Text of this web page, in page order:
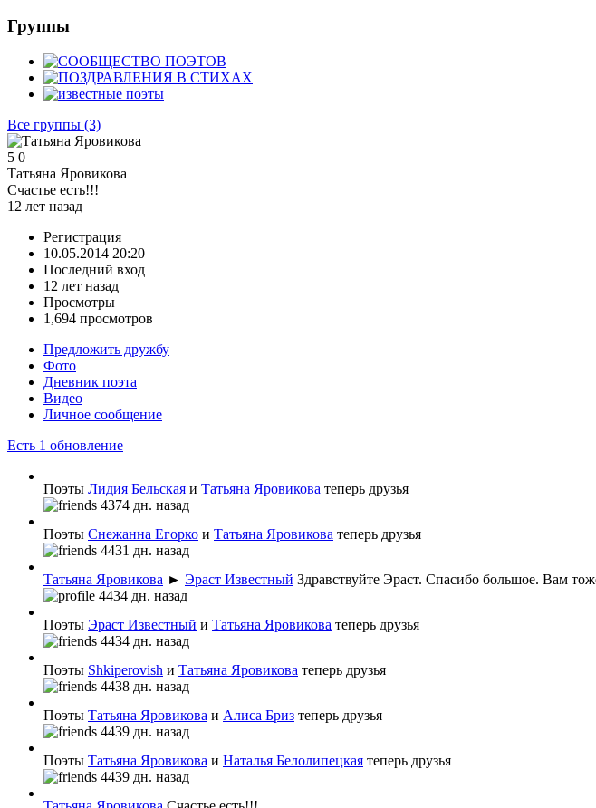
Группы
Все группы (3)
5 0
Татьяна Яровикова
Счастье есть!!!
12 лет назад
Регистрация
10.05.2014 20:20
Последний вход
12 лет назад
Просмотры
1,694 просмотров
Предложить дружбу
Фото
Дневник поэта
Видео
Личное сообщение
Есть 1 обновление
Поэты Лидия Бельская и Татьяна Яровикова теперь друзья
4374 дн. назад
Поэты Снежанна Егорко и Татьяна Яровикова теперь друзья
4431 дн. назад
Татьяна Яровикова ► Эраст Известный Здравствуйте Эраст. Спасибо большое. Вам
4434 дн. назад
Поэты Эраст Известный и Татьяна Яровикова теперь друзья
4434 дн. назад
Поэты Shkiperovish и Татьяна Яровикова теперь друзья
4438 дн. назад
Поэты Татьяна Яровикова и Алиса Бриз теперь друзья
4439 дн. назад
Поэты Татьяна Яровикова и Наталья Белолипецкая теперь друзья
4439 дн. назад